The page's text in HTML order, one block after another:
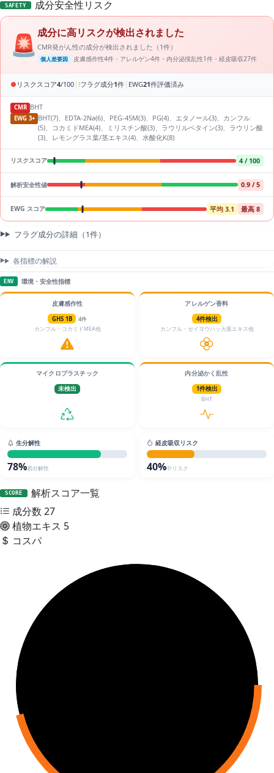
SAFETY 成分安全性リスク
🚨 成分に高リスクが検出されました
CMR発がん性の成分が検出されました（1件）
個人差要因 皮膚感作性4件・アレルゲン4件・内分泌撹乱性1件・経皮吸収27件
● リスクスコア4/100 | !フラグ成分1件 | EWG21件評価済み
CMR BHT
EWG 3+ BHT(7)、EDTA-2Na(6)、PEG-45M(3)、PG(4)、エタノール(3)、カンフル
(5)、コカミドMEA(4)、ミリスチン酸(3)、ラウリルベタイン(3)、ラウリン酸
(3)、レモングラス葉/茎エキス(4)、水酸化K(8)
リスクスコア 4 / 100
解析安全性値 0.9 / 5
EWG スコア 平均 3.1 最高 8
フラグ成分の詳細（1件）
各指標の解説
ENV 環境・安全性指標
皮膚感作性
GHS 1B
4件
カンフル・コカミドMEA他
アレルゲン香料
4件検出
カンフル・セイヨウハッカ葉エキス他
マイクロプラスチック
未検出
内分泌かく乱性
1件検出
BHT
生分解性
78%易分解性
経皮吸収リスク
40%中リスク
SCORE
解析スコア一覧
成分数 27
植物エキス 5
コスパ